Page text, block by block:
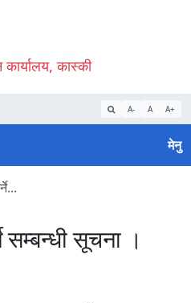
कास्की
A- A A+
मेनु
सम्बन्धी सूचना ।